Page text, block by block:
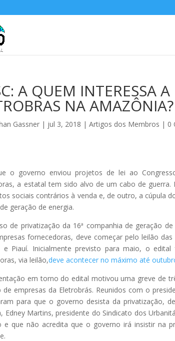
A QUEM INTERESSA
NA AMAZÔNIA?
Gassner | jul 3, 2018 |Artigos dos Membros | 0
o governo enviou projetos de lei ao
a estatal tem sido alvo de um cabo de
sociais contrários à venda e, de outro, a cúpula
geração de energia.
de privatização da 16ª companhia de geração
fornecedoras, deve começar pelo leilão
e Piauí. Inicialmente previsto para maio, o
via leilão,deve acontecer no máximo até
em torno do edital motivou uma greve de
de empresas da Eletrobrás. Reunidos com o
para que o governo desista da privatização,
Edney Martins, presidente do Sindicato dos
e que não acredita que o governo irá insistir na